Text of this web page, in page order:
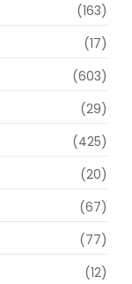
(163)
(17)
(603)
(29)
(425)
(20)
(67)
(77)
(12)